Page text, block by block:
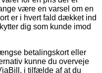
være en varsel om en
er i hvert fald dækket ind
dig som kunde imod
betalingskort eller
kunne du overveje
i tilfælde af at du